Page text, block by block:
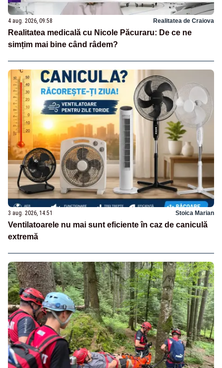
4 aug. 2026, 09:58 Realitatea de Craiova
Realitatea medicală cu Nicole Păcuraru: De ce ne
simțim mai bine când râdem?
3 aug. 2026, 14:51 Stoica Marian
Ventilatoarele nu mai sunt eficiente în caz de caniculă
extremă